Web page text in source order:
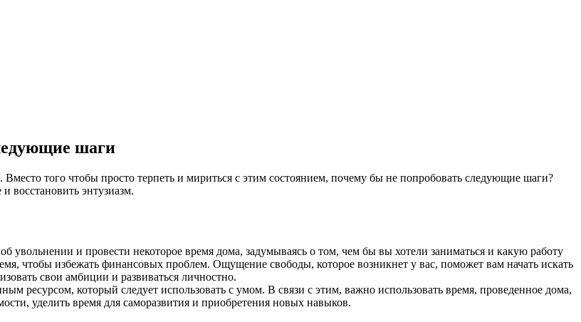
шаги
того чтобы просто терпеть и мириться с этим состоянием, почему бы не попробовать следующие шаги?
восстановить энтузиазм.
увольнении и провести некоторое время дома, задумываясь о том, чем бы вы хотели заниматься и какую работу
чтобы избежать финансовых проблем. Ощущение свободы, которое возникнет у вас, поможет вам начать искать
свои амбиции и развиваться личностно.
ресурсом, который следует использовать с умом. В связи с этим, важно использовать время, проведенное дома,
уделить время для саморазвития и приобретения новых навыков.